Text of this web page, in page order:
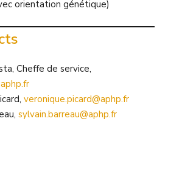
orientation génétique)
Cheffe de service,
veronique.picard@aphp.fr
sylvain.barreau@aphp.fr